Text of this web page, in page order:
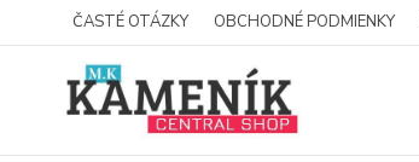
ČASTÉ OTÁZKY OBCHODNÉ PODMIENKY